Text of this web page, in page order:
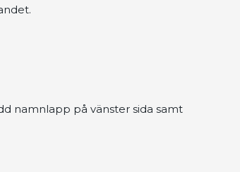
namnlapp på vänster sida samt